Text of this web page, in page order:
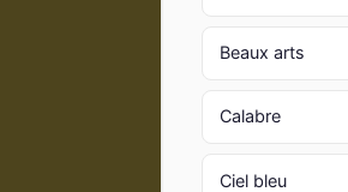
Beaux arts
Calabre
Ciel bleu